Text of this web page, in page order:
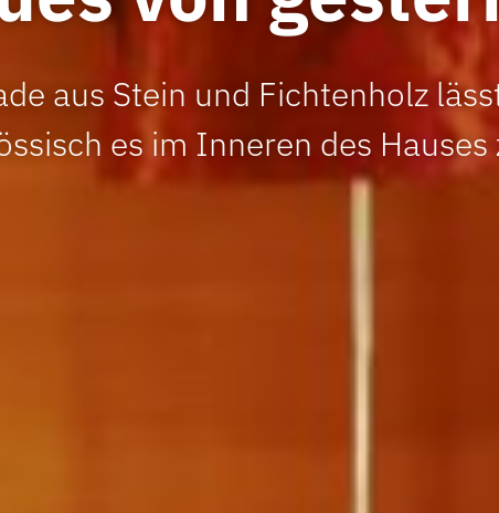
aus Stein und Fichtenholz
es im Inneren des Hauses